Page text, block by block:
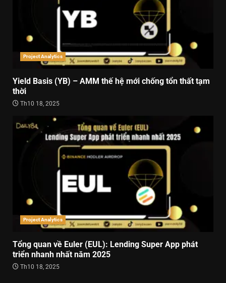
Project Analytics
Yield Basis (YB) – AMM thế hệ mới chống tổn thất tạm
thời
Th10 18, 2025
Project Analytics
Tổng quan về Euler (EUL): Lending Super App phát
triển nhanh nhất năm 2025
Th10 18, 2025